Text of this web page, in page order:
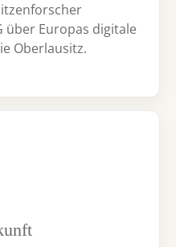
über Europas digitale
Oberlausitz.